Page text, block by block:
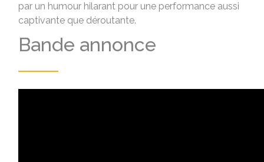
par un humour hilarant pour une performance aussi
captivante que déroutante.
Bande annonce